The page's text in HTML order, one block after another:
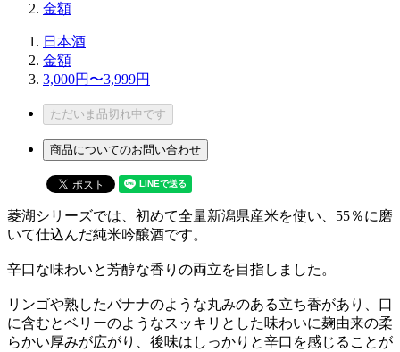
金額
日本酒
金額
3,000円〜3,999円
ただいま品切れ中です
商品についてのお問い合わせ
菱湖シリーズでは、初めて全量新潟県産米を使い、55％に磨
いて仕込んだ純米吟醸酒です。
辛口な味わいと芳醇な香りの両立を目指しました。
リンゴや熟したバナナのような丸みのある立ち香があり、口
に含むとベリーのようなスッキリとした味わいに麹由来の柔
らかい厚みが広がり、後味はしっかりと辛口を感じることが